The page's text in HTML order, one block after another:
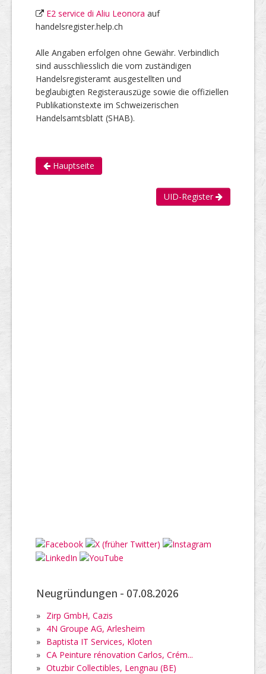
E2 service di Aliu Leonora auf
handelsregister.help.ch
Alle Angaben erfolgen ohne Gewähr. Verbindlich
sind ausschliesslich die vom zuständigen
Handelsregisteramt ausgestellten und
beglaubigten Registerauszüge sowie die offiziellen
Publikationstexte im Schweizerischen
Handelsamtsblatt (SHAB).
Hauptseite
UID-Register
Neugründungen - 07.08.2026
» Zirp GmbH, Cazis
» 4N Groupe AG, Arlesheim
» Baptista IT Services, Kloten
» CA Peinture rénovation Carlos, Crém...
» Otuzbir Collectibles, Lengnau (BE)